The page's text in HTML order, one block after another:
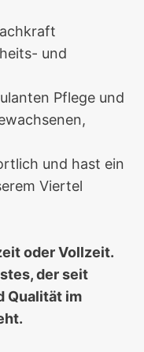
und
Pflege und
und hast ein
Viertel
oder Vollzeit.
der seit
Qualität im